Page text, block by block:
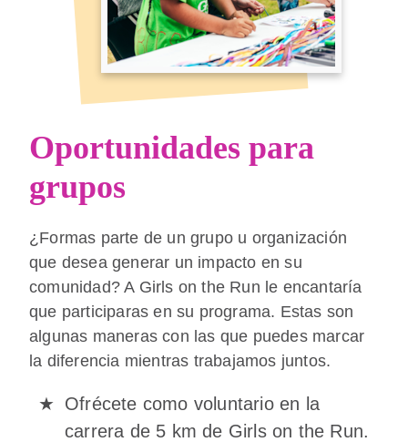
Oportunidades para
grupos
¿Formas parte de un grupo u organización
que desea generar un impacto en su
comunidad? A Girls on the Run le encantaría
que participaras en su programa. Estas son
algunas maneras con las que puedes marcar
la diferencia mientras trabajamos juntos.
Ofrécete como voluntario en la
carrera de 5 km de Girls on the Run.